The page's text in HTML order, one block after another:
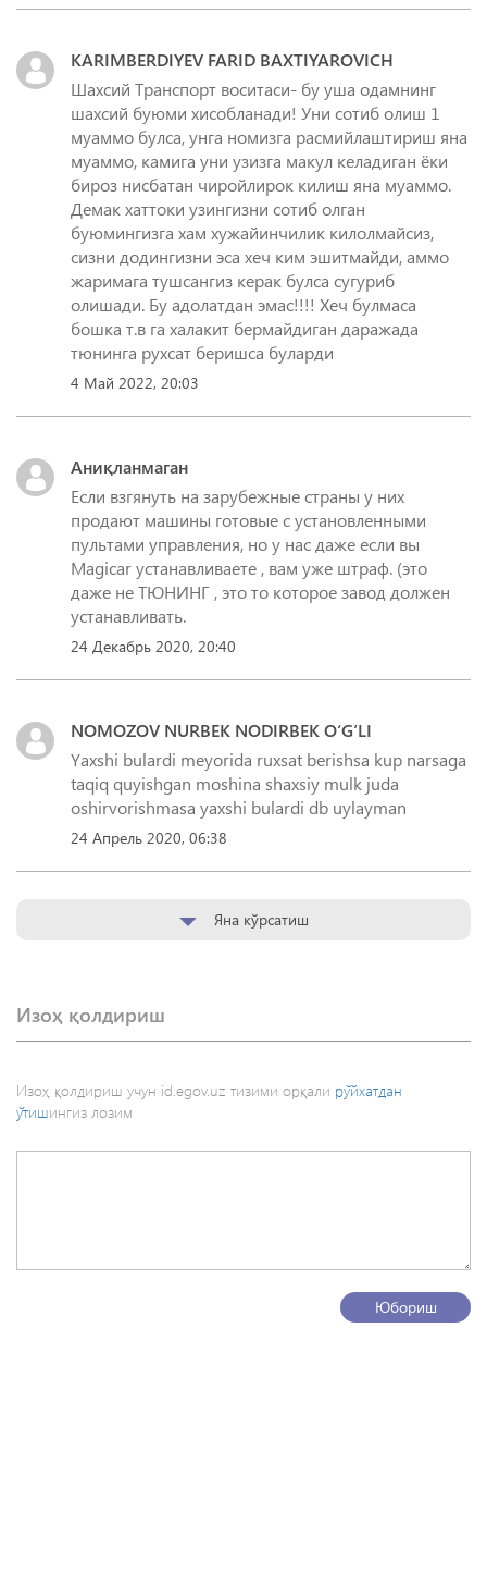
KARIMBERDIYEV FARID BAXTIYAROVICH
Шахсий Транспорт воситаси- бу уша одамнинг
шахсий буюми хисобланади! Уни сотиб олиш 1
муаммо булса, унга номизга расмийлаштириш яна
муаммо, камига уни узизга макул келадиган ёки
бироз нисбатан чиройлирок килиш яна муаммо.
Демак хаттоки узингизни сотиб олган
буюмингизга хам хужайинчилик килолмайсиз,
сизни додингизни эса хеч ким эшитмайди, аммо
жаримага тушсангиз керак булса сугуриб
олишади. Бу адолатдан эмас!!!! Хеч булмаса
бошка т.в га халакит бермайдиган даражада
тюнинга рухсат беришса буларди
4 Май 2022, 20:03
Аниқланмаган
Если взгянуть на зарубежные страны у них
продают машины готовые с установленными
пультами управления, но у нас даже если вы
Magicar устанавливаете , вам уже штраф. (это
даже не ТЮНИНГ , это то которое завод должен
устанавливать.
24 Декабрь 2020, 20:40
NOMOZOV NURBEK NODIRBEK O‘G‘LI
Yaxshi bulardi meyorida ruxsat berishsa kup narsaga
taqiq quyishgan moshina shaxsiy mulk juda
oshirvorishmasa yaxshi bulardi db uylayman
24 Апрель 2020, 06:38
Яна кўрсатиш
Изоҳ қолдириш
Изоҳ қолдириш учун id.egov.uz тизими орқали рўйхатдан
ўтишингиз лозим
Юбориш